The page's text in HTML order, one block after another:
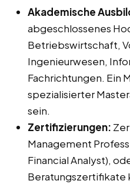
Akademische
abgeschlossenes
Betriebswirtschaft,
Ingenieurwesen,
Fachrichtungen. Ein
spezialisierter
sein.
Zertifizierungen:
Management
Financial Analyst),
Beratungszertifikate